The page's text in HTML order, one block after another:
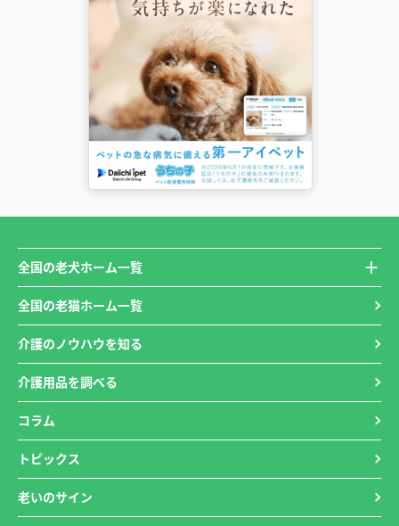
全国の老犬ホーム一覧
全国の老猫ホーム一覧
介護のノウハウを知る
介護用品を調べる
コラム
トピックス
老いのサイン